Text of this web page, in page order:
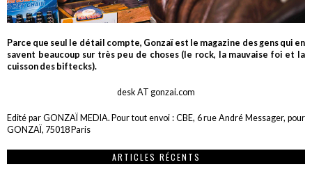
Parce que seul le détail compte, Gonzaï est le magazine des gens qui en
savent beaucoup sur très peu de choses (le rock, la mauvaise foi et la
cuisson des biftecks).
desk AT gonzai.com
Edité par GONZAÏ MEDIA. Pour tout envoi : CBE, 6 rue André Messager, pour
GONZAÏ, 75018 Paris
ARTICLES RÉCENTS